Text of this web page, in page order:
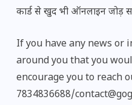
कार्ड से खुद भी ऑनलाइन जोड़
If you have any news or
around you that you
encourage you to reach
7834836688/